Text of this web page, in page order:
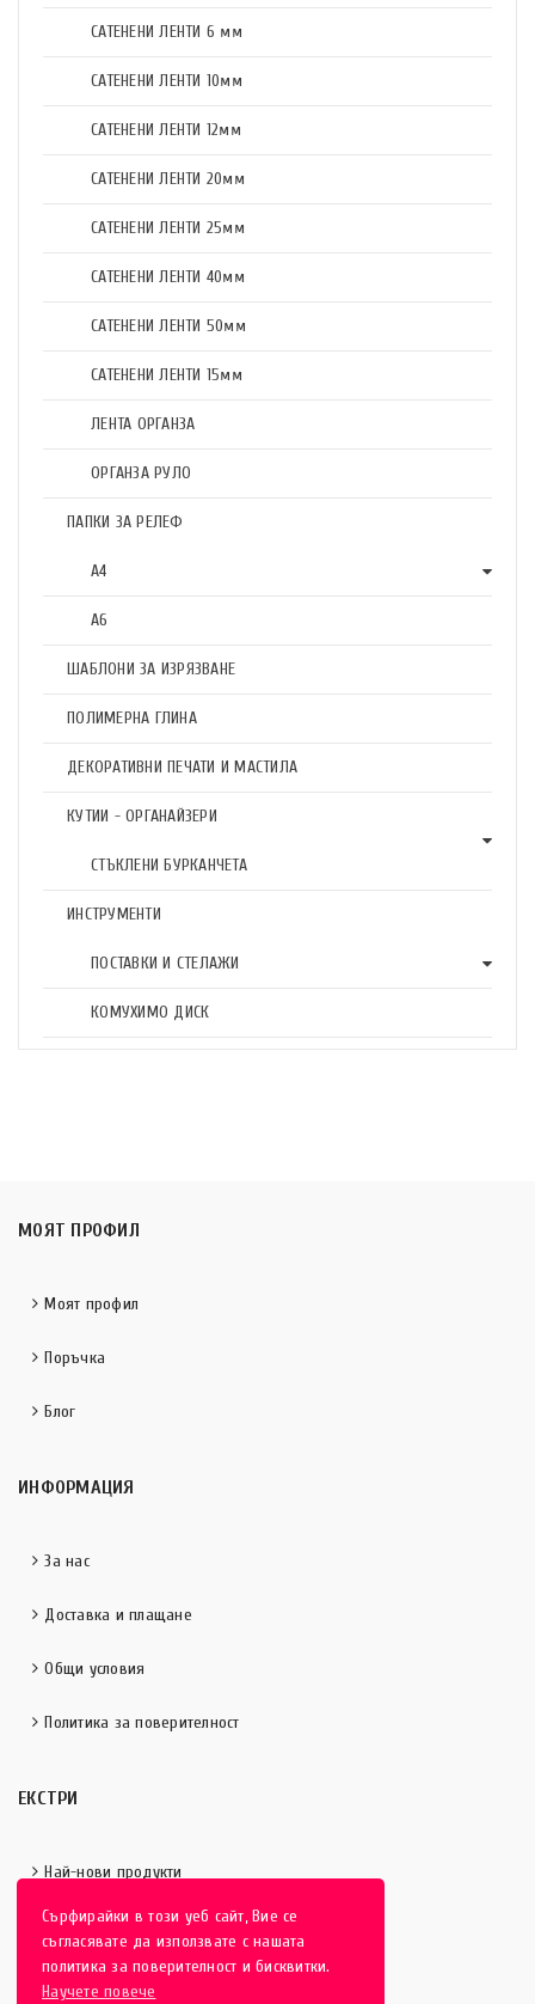
Сърфирайки в този уеб сайт, Вие се
съгласявате да използвате с нашата
политика за поверителност и бисквитки.
Научете повече
САТЕНЕНИ ЛЕНТИ 6 мм
САТЕНЕНИ ЛЕНТИ 10мм
САТЕНЕНИ ЛЕНТИ 12мм
САТЕНЕНИ ЛЕНТИ 20мм
САТЕНЕНИ ЛЕНТИ 25мм
САТЕНЕНИ ЛЕНТИ 40мм
САТЕНЕНИ ЛЕНТИ 50мм
САТЕНЕНИ ЛЕНТИ 15мм
ЛЕНТА ОРГАНЗА
ОРГАНЗА РУЛО
ПАПКИ ЗА РЕЛЕФ
А4
А6
ШАБЛОНИ ЗА ИЗРЯЗВАНЕ
ПОЛИМЕРНА ГЛИНА
ДЕКОРАТИВНИ ПЕЧАТИ И МАСТИЛА
КУТИИ - ОРГАНАЙЗЕРИ
СТЪКЛЕНИ БУРКАНЧЕТА
ИНСТРУМЕНТИ
ПОСТАВКИ И СТЕЛАЖИ
КОМУХИМО ДИСК
МОЯТ ПРОФИЛ
Моят профил
Поръчка
Блог
ИНФОРМАЦИЯ
За нас
Доставка и плащане
Общи условия
Политика за поверителност
ЕКСТРИ
Най-нови продукти
Отличени продукти